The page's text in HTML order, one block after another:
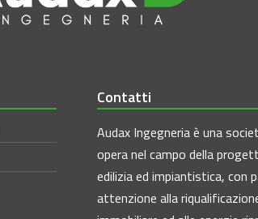
Contatti
Audax Ingegneria è una
opera nel campo della
edilizia ed impiantistica, con
attenzione alla